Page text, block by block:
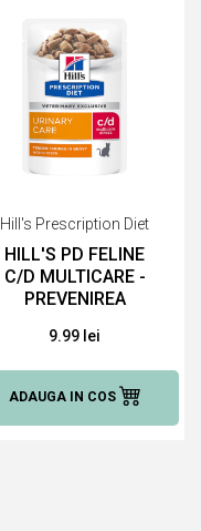
Hill's Prescription Diet
HILL'S PD FELINE
C/D MULTICARE -
PREVENIREA
STRUVITILOR, 85 G
9.99 lei
ADAUGA IN COS